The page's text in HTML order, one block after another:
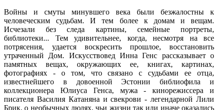
Войны и смуты минувшего века были безжалостны к
человеческим судьбам. И тем более к домам и вещам.
Исчезали без следа картины, семейные портреты,
библиотеки... Тем удивительнее, когда, несмотря на все
потрясения, удается воскресить прошлое, восстановить
утраченный Дом. Искусствовед Инна Генс рассказывает о
памятных вещах, окружающих ее, книгах, картинах,
фотографиях - о том, что связано с судьбами ее отца,
известнейшего в довоенной Эстонии библиофила и
коллекционера Юлиуса Генса, мужа - кинорежиссера и
писателя Василия Катаняна и свекрови - легендарной Лили
Брик, о необычных людях, чьи жизни так или иначе оказались